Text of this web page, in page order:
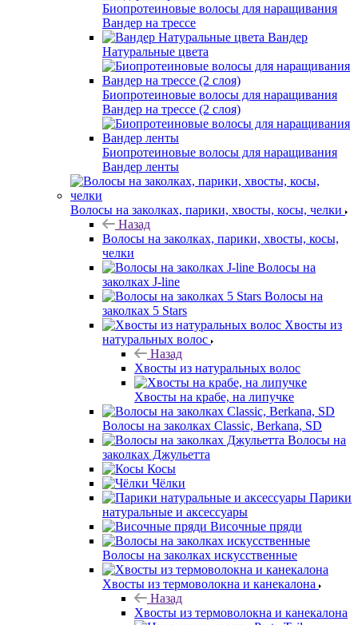
Биопротеиновые волосы для наращивания
Вандер на трессе
Вандер
Натуральные цвета
Биопротеиновые волосы для наращивания
Вандер на трессе (2 слоя)
Биопротеиновые волосы для наращивания
Вандер ленты
Волосы на заколках, парики, хвосты, косы, челки
Назад
Волосы на заколках, парики, хвосты, косы,
челки
Волосы на
заколках J-line
Волосы на
заколках 5 Stars
Хвосты из
натуральных волос
Назад
Хвосты из натуральных волос
Хвосты на крабе, на липучке
Волосы на заколках Classic, Berkana, SD
Волосы на
заколках Джульетта
Косы
Чёлки
Парики
натуральные и аксессуары
Височные пряди
Волосы на заколках искусственные
Хвосты из термоволокна и канекалона
Назад
Хвосты из термоволокна и канекалона